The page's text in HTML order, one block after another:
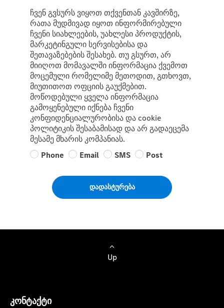
ჩვენ გვსურს ვიყოთ თქვენთან კავშირზე,
რათა მუდმივად იყოთ ინფორმირებული
ჩვენი სიახლეების, უახლესი პროდუქტის,
მარკეტინგული სერვისებისა და
შეთავაზებების შესახებ. თუ გსურთ, არ
მიიღოთ მომავალში ინფორმაცია ქვემოთ
მოცემული რომელიმე მეთოდით, გთხოვთ,
მიუთითოთ ოფციის გაუქმებით.
მოწოდებული ყველა ინფორმაცია
გამოყენებული იქნება ჩვენი
კონფიდენციალურობისა და cookie
პოლიტიკის შესაბამისად და არ გადაეცემა
მესამე მხარის კომპანიას.
Phone
Email SMS Post
დადასტურება
Up
კონტაქტი